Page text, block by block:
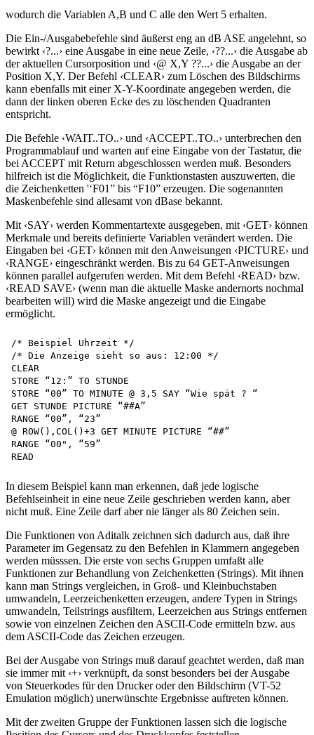
wodurch die Variablen A,B und C alle den Wert 5 erhalten.
Die Ein-/Ausgabebefehle sind äußerst eng an dB ASE angelehnt, so
bewirkt ‹?...› eine Ausgabe in eine neue Zeile, ‹??...› die Ausgabe ab
der aktuellen Cursorposition und ‹@ X,Y ??...› die Ausgabe an der
Position X,Y. Der Befehl ‹CLEAR› zum Löschen des Bildschirms
kann ebenfalls mit einer X-Y-Koordinate angegeben werden, die
dann der linken oberen Ecke des zu löschenden Quadranten
entspricht.
Die Befehle ‹WAIT..TO..› und ‹ACCEPT..TO..› unterbrechen den
Programmablauf und warten auf eine Eingabe von der Tastatur, die
bei ACCEPT mit Return abgeschlossen werden muß. Besonders
hilfreich ist die Möglichkeit, die Funktionstasten auszuwerten, die
die Zeichenketten '‘F01” bis “F10” erzeugen. Die sogenannten
Maskenbefehle sind allesamt von dBase bekannt.
Mit ‹SAY› werden Kommentartexte ausgegeben, mit ‹GET› können
Merkmale und bereits definierte Variablen verändert werden. Die
Eingaben bei ‹GET› können mit den Anweisungen ‹PICTURE› und
‹RANGE› eingeschränkt werden. Bis zu 64 GET-Anweisungen
können parallel aufgerufen werden. Mit dem Befehl ‹READ› bzw.
‹READ SAVE› (wenn man die aktuelle Maske andernorts nochmal
bearbeiten will) wird die Maske angezeigt und die Eingabe
ermöglicht.
/* Beispiel Uhrzeit */
/* Die Anzeige sieht so aus: 12:00 */
CLEAR
STORE “12:” TO STUNDE
STORE “00” TO MINUTE @ 3,5 SAY “Wie spät ? “
GET STUNDE PICTURE “##A”
RANGE “00”, “23”
@ ROW(),COL()+3 GET MINUTE PICTURE “##”
RANGE “00", “59”
In diesem Beispiel kann man erkennen, daß jede logische
Befehlseinheit in eine neue Zeile geschrieben werden kann, aber
nicht muß. Eine Zeile darf aber nie länger als 80 Zeichen sein.
Die Funktionen von Aditalk zeichnen sich dadurch aus, daß ihre
Parameter im Gegensatz zu den Befehlen in Klammern angegeben
werden müsssen. Die erste von sechs Gruppen umfaßt alle
Funktionen zur Behandlung von Zeichenketten (Strings). Mit ihnen
kann man Strings vergleichen, in Groß- und Kleinbuchstaben
umwandeln, Leerzeichenketten erzeugen, andere Typen in Strings
umwandeln, Teilstrings ausfiltern, Leerzeichen aus Strings entfernen
sowie von einzelnen Zeichen den ASCII-Code ermitteln bzw. aus
dem ASCII-Code das Zeichen erzeugen.
Bei der Ausgabe von Strings muß darauf geachtet werden, daß man
sie immer mit ‹+› verknüpft, da sonst besonders bei der Ausgabe
von Steuerkodes für den Drucker oder den Bildschirm (VT-52
Emulation möglich) unerwünschte Ergebnisse auftreten können.
Mit der zweiten Gruppe der Funktionen lassen sich die logische